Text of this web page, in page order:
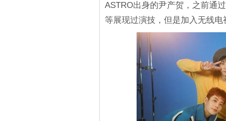
ASTRO出身的尹产贺，之前通
等展现过演技，但是加入无线电